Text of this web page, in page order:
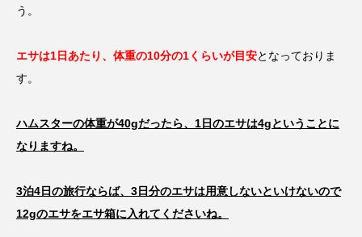
う。
エサは1日あたり、体重の10分の1くらいが目安となっておりま
す。
ハムスターの体重が40gだったら、1日のエサは4gということに
なりますね。
3泊4日の旅行ならば、3日分のエサは用意しないといけないので
12gのエサをエサ箱に入れてくださいね。